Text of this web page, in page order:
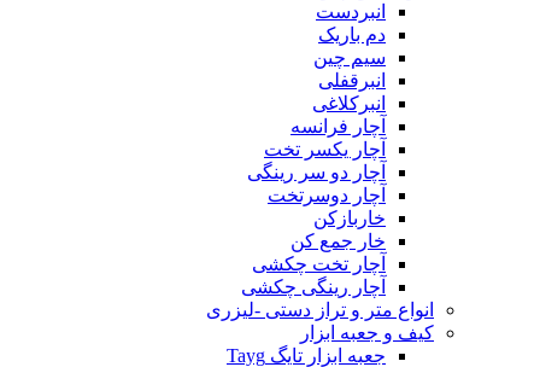
انبردست
دم باریک
سیم چین
انبرقفلی
انبرکلاغی
آچار فرانسه
آچار یکسر تخت
آچار دو سر رینگی
آچار دوسرتخت
خاربازکن
خار جمع کن
آچار تخت چکشی
آچار رینگی چکشی
انواع متر و تراز دستی -لیزری
کیف و جعبه ابزار
جعبه ابزار تایگ Tayg